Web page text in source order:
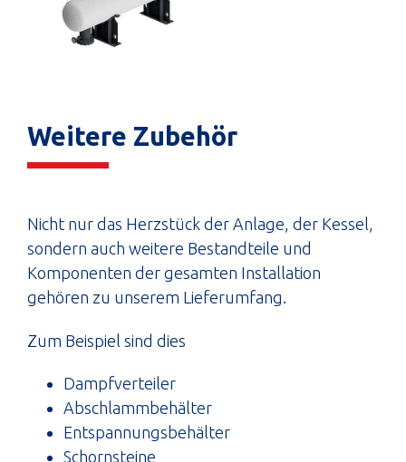
Weitere Zubehör
Nicht nur das Herzstück der Anlage, der Kessel,
sondern auch weitere Bestandteile und
Komponenten der gesamten Installation
gehören zu unserem Lieferumfang.
Zum Beispiel sind dies
Dampfverteiler
Abschlammbehälter
Entspannungsbehälter
Schornsteine